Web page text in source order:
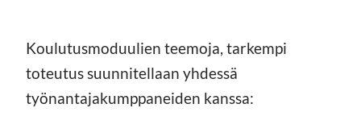
Koulutusmoduulien teemoja, tarkempi
toteutus suunnitellaan yhdessä
työnantajakumppaneiden kanssa: